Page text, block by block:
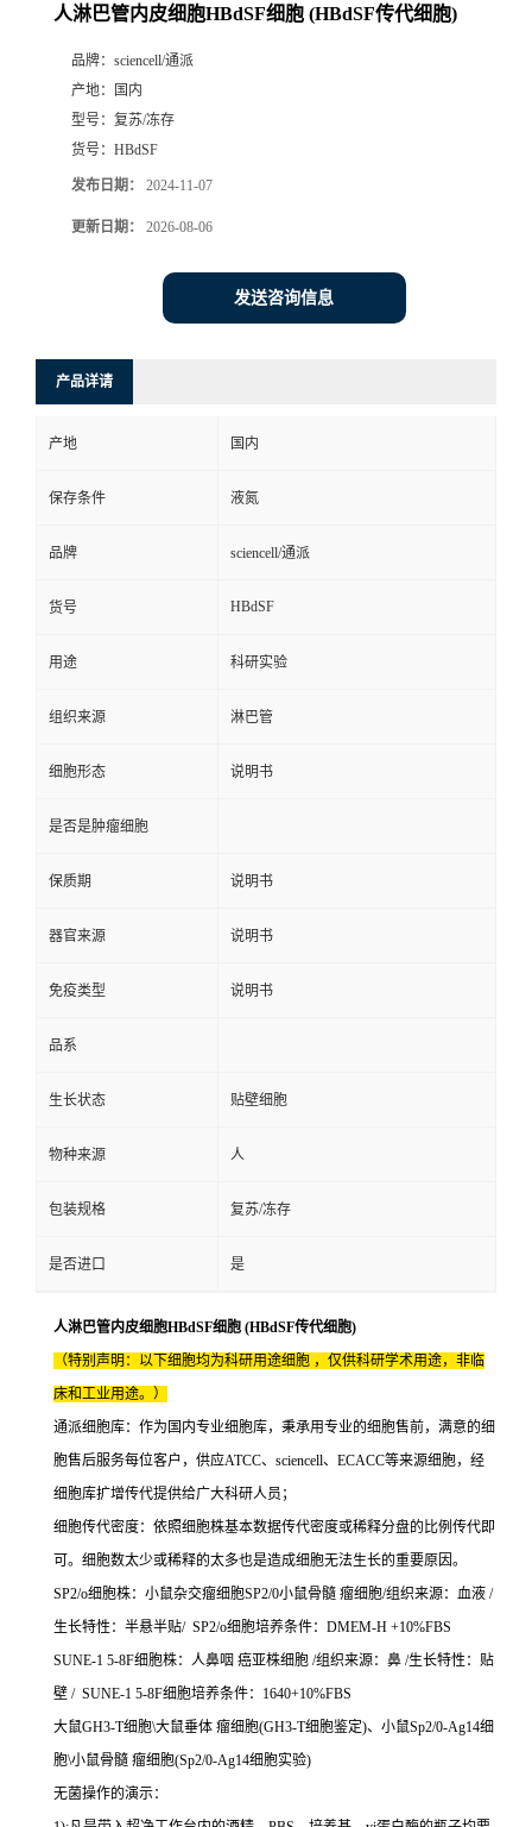
人淋巴管内皮细胞HBdSF细胞 (HBdSF传代细胞)
品牌： sciencell/通派
产地：
国内
型号： 复苏/冻存
货号： HBdSF
发布日期： 2024-11-07
更新日期： 2026-08-06
发送咨询信息
产品详请
产地 国内
保存条件 液氮
品牌 sciencell/通派
货号 HBdSF
用途 科研实验
组织来源 淋巴管
细胞形态 说明书
是否是肿瘤细胞
保质期 说明书
器官来源 说明书
免疫类型 说明书
品系
生长状态 贴壁细胞
物种来源 人
包装规格 复苏/冻存
是否进口 是
人淋巴管内皮细胞HBdSF细胞 (HBdSF传代细胞)
（特别声明：以下细胞均为科研用途细胞 ，仅供科研学术用途，非临
床和工业用途。）
通派细胞库：作为国内专业细胞库，秉承用专业的细胞售前，满意的细
胞售后服务每位客户，供应ATCC、sciencell、ECACC等来源细胞，经
细胞库扩增传代提供给广大科研人员；
细胞传代密度：依照细胞株基本数据传代密度或稀释分盘的比例传代即
可。细胞数太少或稀释的太多也是造成细胞无法生长的重要原因。
SP2/o细胞株：小鼠杂交瘤细胞SP2/0小鼠骨髓 瘤细胞/组织来源：血液 /
生长特性：半悬半贴/ SP2/o细胞培养条件：DMEM-H +10%FBS
SUNE-1 5-8F细胞株：人鼻咽 癌亚株细胞 /组织来源：鼻 /生长特性：贴
壁 / SUNE-1 5-8F细胞培养条件：1640+10%FBS
大鼠GH3-T细胞\大鼠垂体 瘤细胞(GH3-T细胞鉴定)、小鼠Sp2/0-Ag14细
胞\小鼠骨髓 瘤细胞(Sp2/0-Ag14细胞实验)
无菌操作的演示：